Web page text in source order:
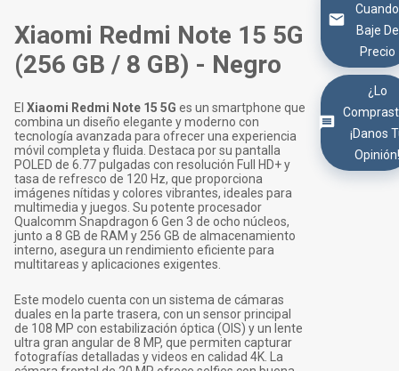
Cuando
Baje De
Precio
¿Lo
¡Danos
Xiaomi Redmi Note 15 5G
(256 GB / 8 GB) - Negro
El Xiaomi Redmi Note 15 5G es un smartphone que
combina un diseño elegante y moderno con
tecnología avanzada para ofrecer una experiencia
móvil completa y fluida. Destaca por su pantalla
POLED de 6.77 pulgadas con resolución Full HD+ y
tasa de refresco de 120 Hz, que proporciona
imágenes nítidas y colores vibrantes, ideales para
multimedia y juegos. Su potente procesador
Qualcomm Snapdragon 6 Gen 3 de ocho núcleos,
junto a 8 GB de RAM y 256 GB de almacenamiento
interno, asegura un rendimiento eficiente para
multitareas y aplicaciones exigentes.
Este modelo cuenta con un sistema de cámaras
duales en la parte trasera, con un sensor principal
de 108 MP con estabilización óptica (OIS) y un lente
ultra gran angular de 8 MP, que permiten capturar
fotografías detalladas y videos en calidad 4K. La